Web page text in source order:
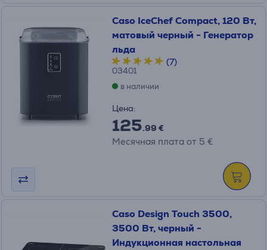
Caso IceChef Compact, 120 Вт,
матовый черный - Генератор
льда
(7)
03401
в наличии
Цена:
125.99 €
Месячная плата от 5 €
Caso Design Touch 3500,
3500 Вт, черный -
Индукционная настольная